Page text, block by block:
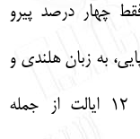
چهار درصد پيرو
به زبان هلندي و
فرزي تكلم مي‏نمايند. اين كشور داراي 12 ايالت از جمله